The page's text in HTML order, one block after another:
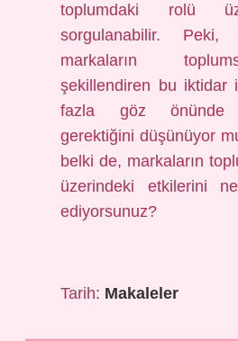
toplumdaki rolü
sorgulanabilir.
markaların
şekillendiren bu iktidar
fazla göz önünde
gerektiğini düşünüyor
belki de, markaların
üzerindeki etkilerini
ediyorsunuz?
Tarih: Makaleler